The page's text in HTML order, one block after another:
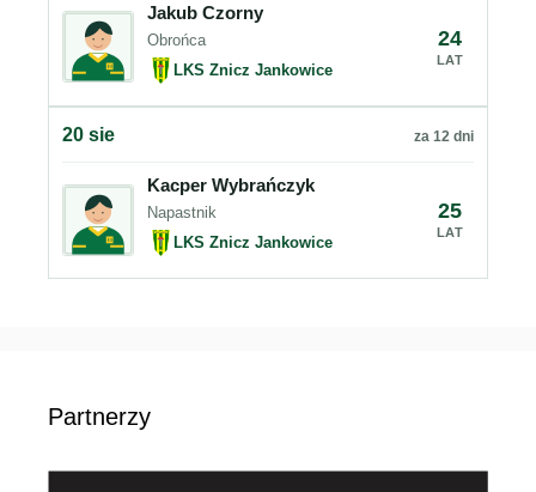
Jakub Czorny
Obrońca
LKS Znicz Jankowice
24
LAT
20 sie za 12 dni
Kacper Wybrańczyk
Napastnik
LKS Znicz Jankowice
25
LAT
Partnerzy